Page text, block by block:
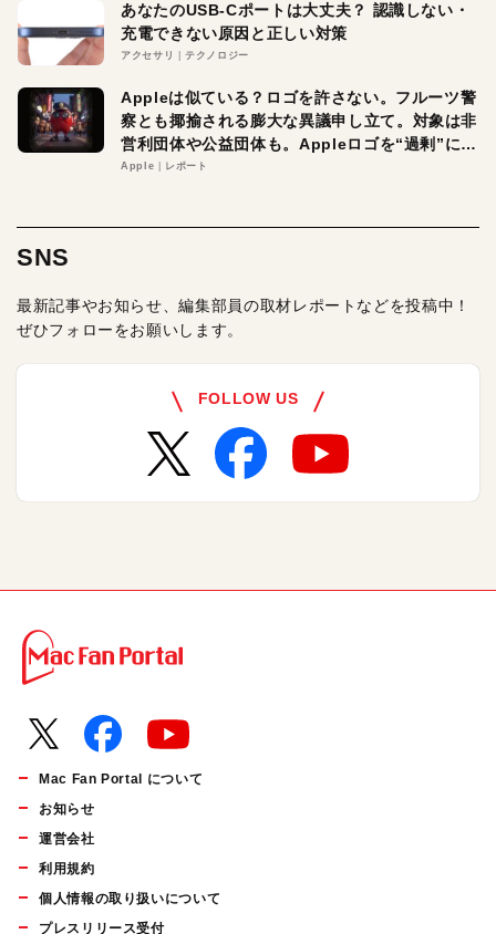
あなたのUSB-Cポートは大丈夫？ 認識しない・
充電できない原因と正しい対策
アクセサリ テクノロジー
Appleは似ている？ロゴを許さない。フルーツ警
察とも揶揄される膨大な異議申し立て。対象は非
営利団体や公益団体も。Appleロゴを“過剰”に守
る理由とは
Apple レポート
SNS
最新記事やお知らせ、編集部員の取材レポートなどを投稿中！
ぜひフォローをお願いします。
FOLLOW US
Mac Fan Portal について
お知らせ
運営会社
利用規約
個人情報の取り扱いについて
プレスリリース受付